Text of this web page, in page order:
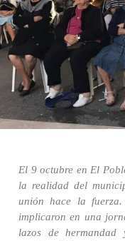
El 9 octubre en El
la realidad del
unión hace la fuerza.
implicaron en una
lazos de